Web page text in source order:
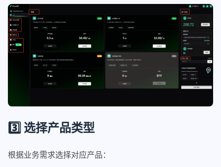
3️⃣ 选择产品类型
根据业务需求选择对应产品：